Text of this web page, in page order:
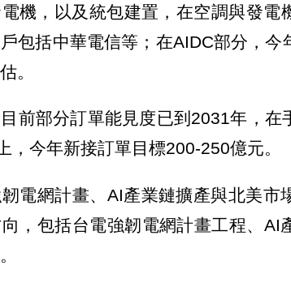
機，以及統包建置，在空調與發電
包括中華電信等；在AIDC部分，今
。
前部分訂單能見度已到2031年，在
，今年新接訂單目標200-250億元。
電網計畫、AI產業鏈擴產與北美市
，包括台電強韌電網計畫工程、AI